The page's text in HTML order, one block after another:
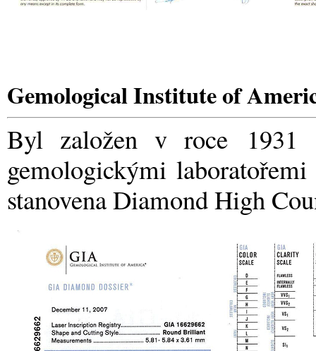
Gemological Institute of
Byl založen v roce 1931
gemologickými
stanovena Diamond High